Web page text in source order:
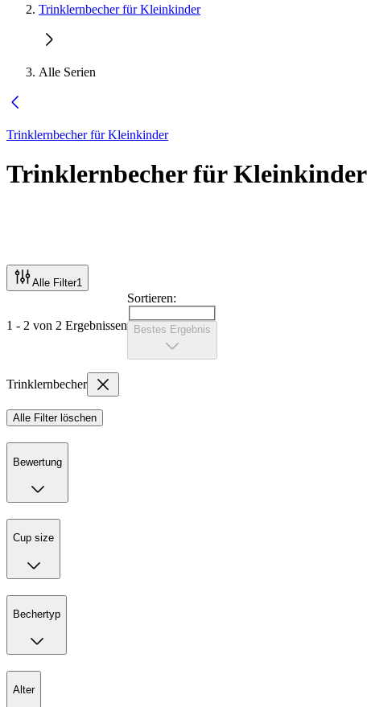
Trinklernbecher für Kleinkinder
Alle Serien
Trinklernbecher für Kleinkinder
Trinklernbecher für Kleinkinder
Alle Filter1
1 - 2 von 2 Ergebnissen
Sortieren:
Bestes Ergebnis
Trinklernbecher
Alle Filter löschen
Bewertung
Cup size
Bechertyp
Alter